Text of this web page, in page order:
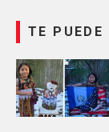
TE PUEDE